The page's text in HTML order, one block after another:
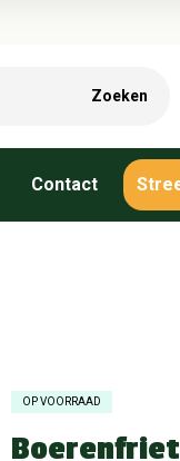
Zoeken
Contact
OP VOORRAAD
Boerenfriet